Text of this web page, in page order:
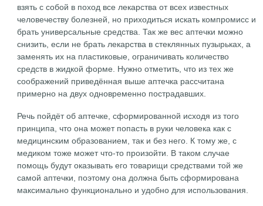
взять с собой в поход все лекарства от всех известных
человечеству болезней, но приходиться искать компромисс и
брать универсальные средства. Так же вес аптечки можно
снизить, если не брать лекарства в стеклянных пузырьках, а
заменять их на пластиковые, ограничивать количество
средств в жидкой форме. Нужно отметить, что из тех же
соображений приведённая выше аптечка рассчитана
примерно на двух одновременно пострадавших.
Речь пойдёт об аптечке, сформированной исходя из того
принципа, что она может попасть в руки человека как с
медицинским образованием, так и без него. К тому же, с
медиком тоже может что-то произойти. В таком случае
помощь будут оказывать его товарищи средствами той же
самой аптечки, поэтому она должна быть сформирована
максимально функционально и удобно для использования.